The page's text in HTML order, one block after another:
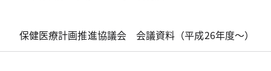
保健医療計画推進協議会 会議資料（平成26年度～）